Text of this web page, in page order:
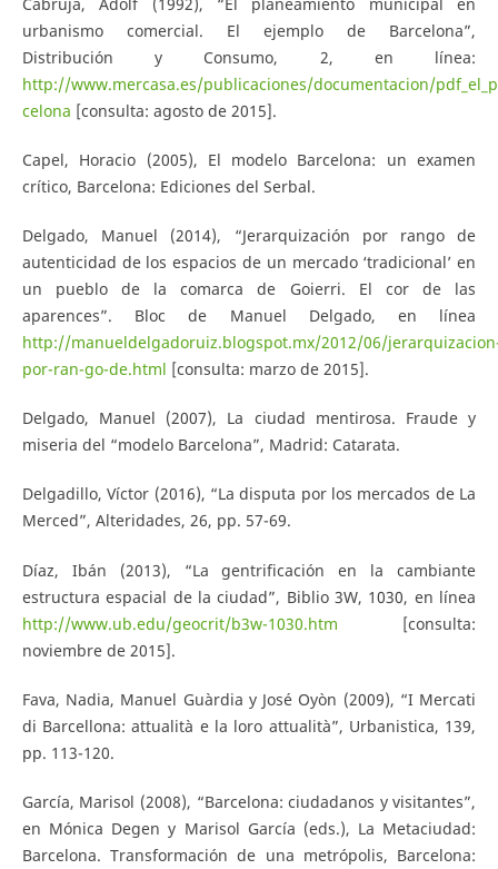
Cabruja, Adolf (1992), “El planeamiento municipal en
urbanismo comercial. El ejemplo de Barcelona”,
Distribución y Consumo, 2, en línea:
http://www.mercasa.es/publicaciones/documentacion/
celona [consulta: agosto de 2015].
Capel, Horacio (2005), El modelo Barcelona: un examen
crítico, Barcelona: Ediciones del Serbal.
Delgado, Manuel (2014), “Jerarquización por rango de
autenticidad de los espacios de un mercado ‘tradicional’ en
un pueblo de la comarca de Goierri. El cor de las
aparences”. Bloc de Manuel Delgado, en línea
http://manueldelgadoruiz.blogspot.mx/2012/06/
por-ran-go-de.html [consulta: marzo de 2015].
Delgado, Manuel (2007), La ciudad mentirosa. Fraude y
miseria del “modelo Barcelona”, Madrid: Catarata.
Delgadillo, Víctor (2016), “La disputa por los mercados de La
Merced”, Alteridades, 26, pp. 57-69.
Díaz, Ibán (2013), “La gentrificación en la cambiante
estructura espacial de la ciudad”, Biblio 3W, 1030, en línea
http://www.ub.edu/geocrit/b3w-1030.htm [consulta:
noviembre de 2015].
Fava, Nadia, Manuel Guàrdia y José Oyòn (2009), “I Mercati
di Barcellona: attualità e la loro attualità”, Urbanistica, 139,
pp. 113-120.
García, Marisol (2008), “Barcelona: ciudadanos y visitantes”,
en Mónica Degen y Marisol García (eds.), La Metaciudad:
Barcelona. Transformación de una metrópolis, Barcelona: